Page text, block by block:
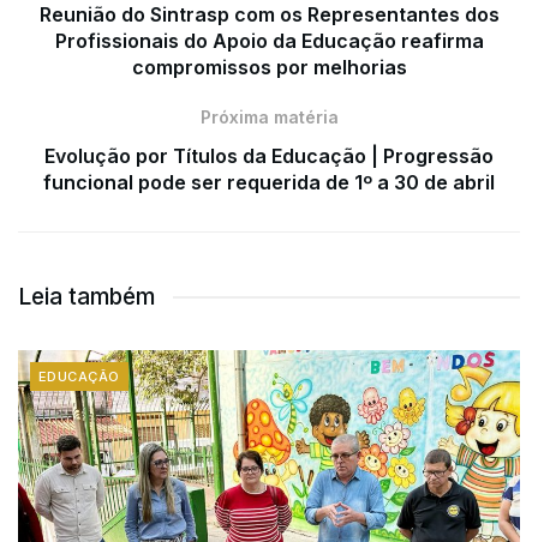
Reunião do Sintrasp com os Representantes dos
Profissionais do Apoio da Educação reafirma
compromissos por melhorias
Próxima matéria
Evolução por Títulos da Educação | Progressão
funcional pode ser requerida de 1º a 30 de abril
Leia também
EDUCAÇÃO